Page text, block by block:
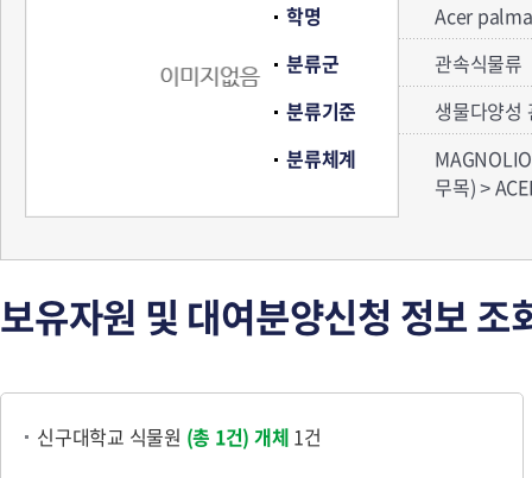
학명
Acer
분류군
관속식물류
분류기준
생물다양성
분류체계
무목) >
보유자원 및 대여분양신청 정보 조
신구대학교 식물원 (총 1건) 개체 1건